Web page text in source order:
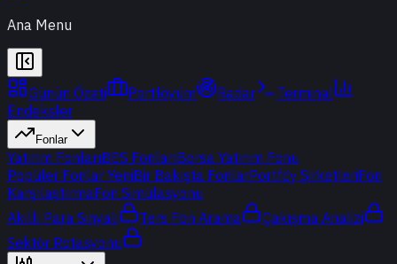
Ana Menu
Günün Özeti Portföyüm Radar
Terminal
Endeksler
Fonlar
Yatırım FonlarıBES FonlarıBorsa Yatırım Fonu
Popüler Fonlar YeniBir Bakışta FonlarPortföy ŞirketleriFon
KarşılaştırmaFon Simülasyonu
Akıllı Para Sinyali
Ters Fon Arama
Çakışma Analizi
Sektör Rotasyonu